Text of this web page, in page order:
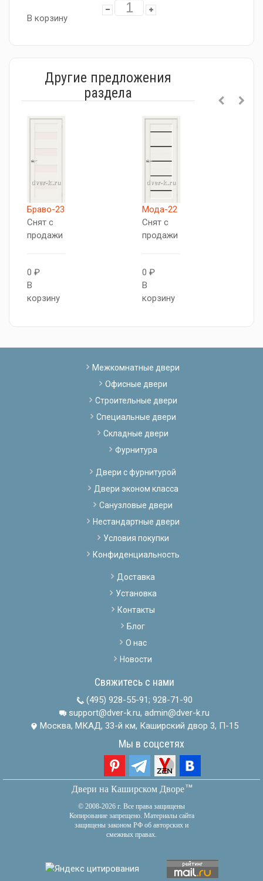
В корзину
Другие предложения
раздела
Браво-23
Снят с
продажи
0 ₽
В
корзину
Мода-22
Снят с
продажи
0 ₽
В
корзину
Межкомнатные двери
Офисные двери
Строительные двери
Специальные двери
Складные двери
Фурнитура
Двери с фурнитурой
Двери эконом класса
Санузловые двери
Нестандартные двери
Условия покупки
Конфиденциальность
Доставка
Установка
Контакты
Блог
О нас
Новости
Свяжитесь с нами
(495) 928-55-91; 928-71-90
support@dver-k.ru, admin@dver-k.ru
Москва, МКАД, 33-й км, Каширский двор 3, П-15
Мы в соцсетях
Двери на Каширском Дворетм
© 2008-2026 г. Все права защищены
Копирование запрещено. Материалы сайта
защищены законом РФ об авторских и
смежных правах.